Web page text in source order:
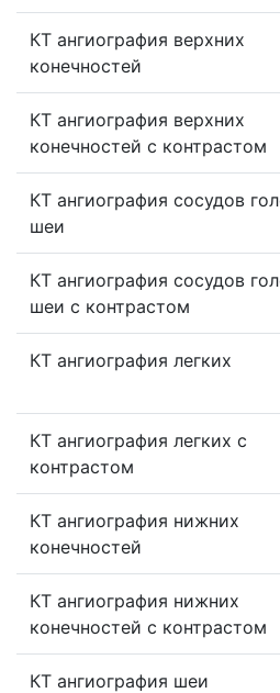
КТ ангиография верхних
конечностей
КТ ангиография верхних
конечностей с контрастом
КТ ангиография сосудов
шеи
КТ ангиография сосудов
шеи с контрастом
КТ ангиография легких
КТ ангиография легких с
контрастом
КТ ангиография нижних
конечностей
КТ ангиография нижних
конечностей с контрастом
КТ ангиография шеи